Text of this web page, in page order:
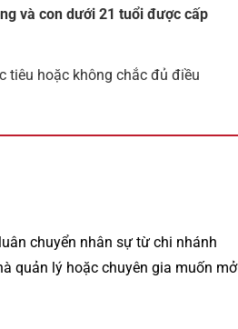
và con dưới 21 tuổi được cấp
tiêu hoặc không chắc đủ điều
chuyển nhân sự từ chi nhánh
quản lý hoặc chuyên gia muốn mở